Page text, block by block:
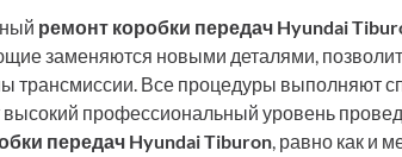
ремонт коробки передач Hyundai
заменяются новыми деталями,
трансмиссии. Все процедуры выполняют
высокий профессиональный уровень
передач Hyundai Tiburon, равно как и